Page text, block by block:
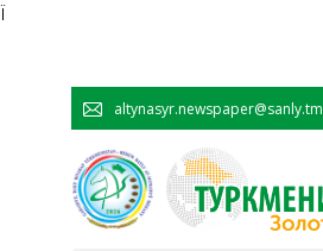
Ï
altynasyr.newspaper@sanly.tm